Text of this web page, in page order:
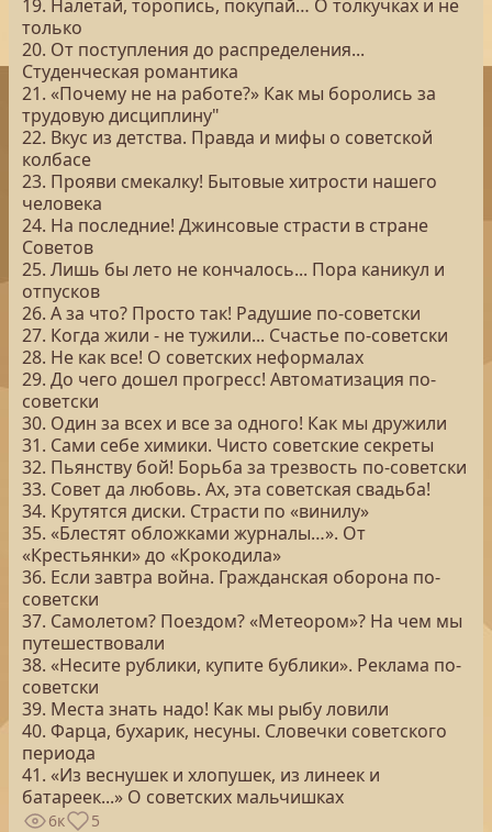
19. Налетай, торопись, покупай… О толкучках и не
только
20. От поступления до распределения...
Студенческая романтика
21. «Почему не на работе?» Как мы боролись за
трудовую дисциплину"
22. Вкус из детства. Правда и мифы о советской
колбасе
23. Прояви смекалку! Бытовые хитрости нашего
человека
24. На последние! Джинсовые страсти в стране
Советов
25. Лишь бы лето не кончалось... Пора каникул и
отпусков
26. А за что? Просто так! Радушие по-советски
27. Когда жили - не тужили... Счастье по-советски
28. Не как все! О советских неформалах
29. До чего дошел прогресс! Автоматизация по-
советски
30. Один за всех и все за одного! Как мы дружили
31. Сами себе химики. Чисто советские секреты
32. Пьянству бой! Борьба за трезвость по-советски
33. Совет да любовь. Ах, эта советская свадьба!
34. Крутятся диски. Страсти по «винилу»
35. «Блестят обложками журналы…». От
«Крестьянки» до «Крокодила»
36. Если завтра война. Гражданская оборона по-
советски
37. Самолетом? Поездом? «Метеором»? На чем мы
путешествовали
38. «Несите рублики, купите бублики». Реклама по-
советски
39. Места знать надо! Как мы рыбу ловили
40. Фарца, бухарик, несуны. Словечки советского
периода
41. «Из веснушек и хлопушек, из линеек и
батареек...» О советских мальчишках
6к 5